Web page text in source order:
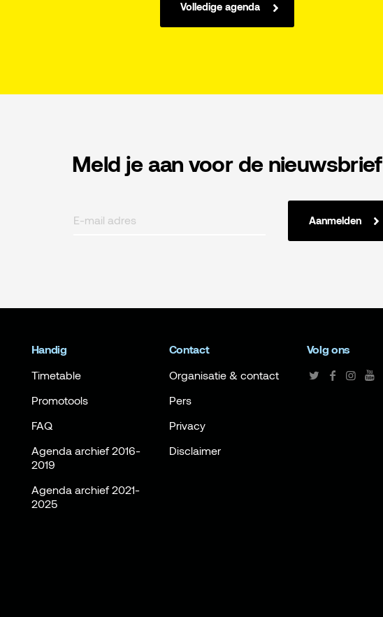
Volledige agenda
Meld je aan voor de nieuwsbrief
Aanmelden
Handig
Timetable
Promotools
FAQ
Agenda archief 2016-
2019
Agenda archief 2021-
2025
Contact
Organisatie & contact
Pers
Privacy
Disclaimer
Volg ons